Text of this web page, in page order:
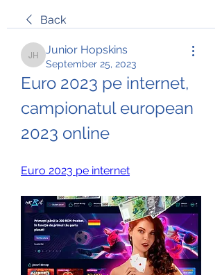
Back
Junior Hopskins
Junior Hopskins
September 25, 2023
Euro 2023 pe internet,
campionatul european
2023 online
Euro 2023 pe internet